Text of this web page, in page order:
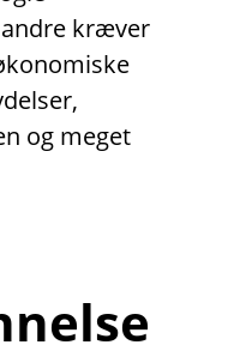
kræver
og meget